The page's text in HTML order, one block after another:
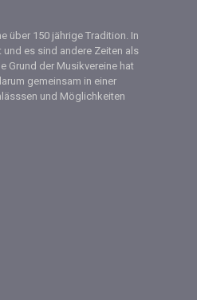
über 150 jährige Tradition. In
es sind andere Zeiten als
Grund der Musikvereine hat
gemeinsam in einer
und Möglichkeiten